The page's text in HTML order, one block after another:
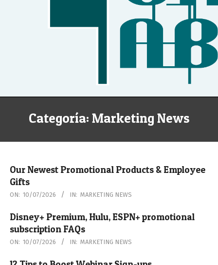
NavigationCategoría: Marketing News
Our Newest Promotional Products & Employee
Gifts
2026-
10
ON: 10/07/2026 IN: MARKETING NEWS
Disney+ Premium, Hulu, ESPN+ promotional
subscription FAQs
2026-
ON: 10/07/2026 IN: MARKETING NEWS